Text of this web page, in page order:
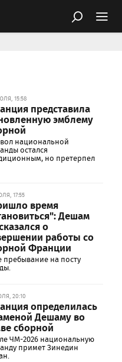
15:58
представила
эмблему
национальной
остался
но претерпел
17:55
время
Дешам
о
работы со
Франции
пребывание на посту
20:10
определилась
Дешаму во
сборной
ЧМ-2026 национальную
примет Зинедин